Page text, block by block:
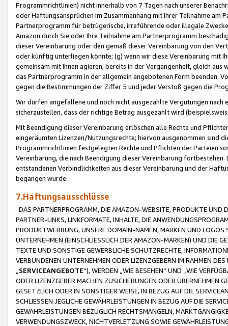
Programmrichtlinien) nicht innerhalb von 7 Tagen nach unserer
oder Haftungsansprüchen im Zusammenhang mit Ihrer Teilnahme am
Partnerprogramm für betrügerische, irreführende oder illegale
Amazon durch Sie oder Ihre Teilnahme am Partnerprogramm
dieser Vereinbarung oder den gemäß dieser Vereinbarung von den
oder künftig unterliegen könnte; (g) wenn wir diese Vereinbarung mit
gemeinsam mit Ihnen agieren, bereits in der Vergangenheit, gleich
das Partnerprogramm in der allgemein angebotenen Form beenden.
gegen die Bestimmungen der Ziffer 5 und jeder Verstoß gegen die
Wir dürfen angefallene und noch nicht ausgezahlte Vergütungen
sicherzustellen, dass der richtige Betrag ausgezahlt wird
Mit Beendigung dieser Vereinbarung erlöschen alle Rechte und
eingeräumten Lizenzen/Nutzungsrechte; hiervon ausgenommen sind
Programmrichtlinien festgelegten Rechte und Pflichten der Parteien
Vereinbarung, die nach Beendigung dieser Vereinbarung
entstandenen Verbindlichkeiten aus dieser Vereinbarung und der
begangen wurde.
7.Haftungsausschlüsse
DAS PARTNERPROGRAMM, DIE AMAZON-WEBSITE, PRODUKTE UND
PARTNER-LINKS, LINKFORMATE, INHALTE, DIE
PRODUKTWERBUNG, UNSERE DOMAIN-NAMEN, MARKEN UND
UNTERNEHMEN (EINSCHLIESSLICH DER AMAZON-MARKEN) UND DIE
TEXTE UND SONSTIGE GEWERBLICHE SCHUTZRECHTE,
VERBUNDENEN UNTERNEHMEN ODER LIZENZGEBERN IM RAHMEN
SERVICEANGEBOTE“), WERDEN „WIE BESEHEN“ UND „WIE
ODER LIZENZGEBER MACHEN ZUSICHERUNGEN ODER ÜBERNEHMEN
GESETZLICH ODER IN SONSTIGER WEISE, IN BEZUG AUF DIE
SCHLIESSEN JEGLICHE GEWÄHRLEISTUNGEN IN BEZUG AUF DIE
GEWÄHRLEISTUNGEN BEZÜGLICH RECHTSMÄNGELN,
VERWENDUNGSZWECK, NICHTVERLETZUNG SOWIE